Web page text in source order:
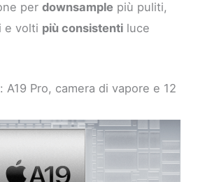
perdownsample più puliti,
e volti più consistenti luce
A19 Pro, camera di vapore e 12